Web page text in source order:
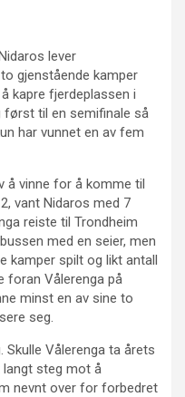
lever
gjenstående kamper
kapre fjerdeplassen i
først til en semifinale så
har vunnet en av fem
å vinne for å komme til
vant Nidaros med 7
reiste til Trondheim
med en seier, men
kamper spilt og likt antall
foran Vålerenga på
minst en av sine to
seg.
Skulle Vålerenga ta årets
steg mot å
nevnt over for forbedret